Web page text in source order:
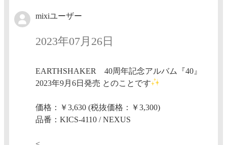
mixiユーザー
2023年07月26日
EARTHSHAKER 40周年記念アルバム『40』
2023年9月6日発売 とのことです
価格：￥3,630 (税抜価格：￥3,300)
品番：KICS-4110 / NEXUS